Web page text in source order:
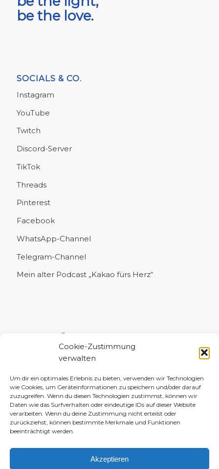
Cookie-Zustimmung
verwalten
Um dir ein optimales Erlebnis zu bieten, verwenden wir Technologien
wie Cookies, um Geräteinformationen zu speichern und/oder darauf
zuzugreifen. Wenn du diesen Technologien zustimmst, können wir
Daten wie das Surfverhalten oder eindeutige IDs auf dieser Website
verarbeiten. Wenn du deine Zustimmung nicht erteilst oder
zurückziehst, können bestimmte Merkmale und Funktionen
beeinträchtigt werden.
Akzeptieren
be the love.
SOCIALS & CO.
Instagram
YouTube
Twitch
Discord-Server
TikTok
Threads
Pinterest
Facebook
WhatsApp-Channel
Telegram-Channel
Mein alter Podcast „Kakao fürs Herz“